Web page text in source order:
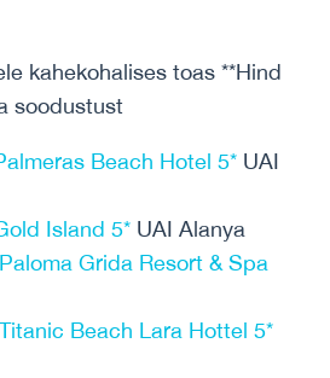
kahekohalises toas **Hind
soodustust
Beach Hotel 5* UAI
Island 5* UAI Alanya
Paloma Grida Resort & Spa
Titanic Beach Lara Hottel 5*